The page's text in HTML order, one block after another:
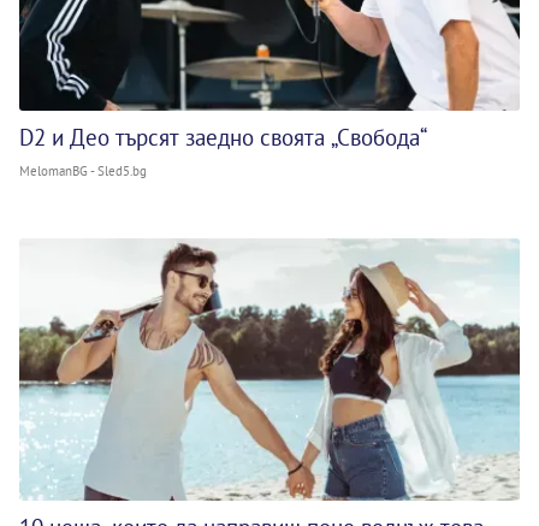
D2 и Део търсят заедно своята „Свобода“
MelomanBG - Sled5.bg